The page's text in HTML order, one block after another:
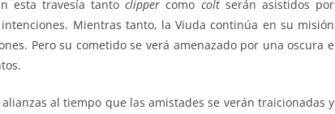
esta travesía tantoclipper como coltserán asistidos por
Mientras tanto, la Viuda continúa en su misión
Pero su cometido se verá amenazado por una oscura e
al tiempo que las amistades se verán traicionadas y